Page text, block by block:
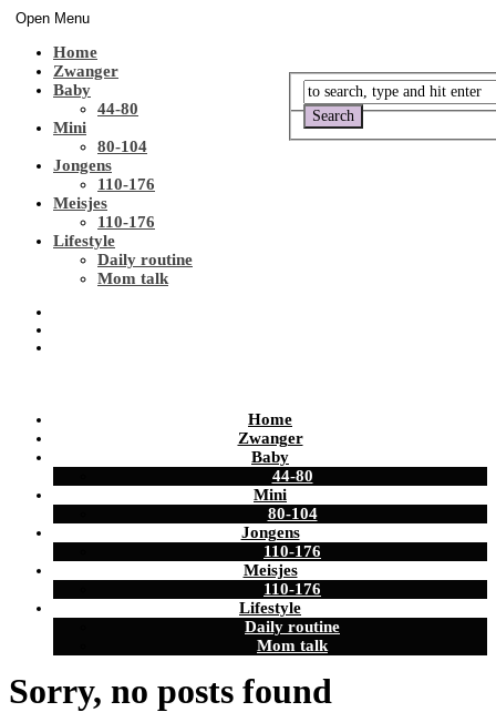
Open Menu
Home
Zwanger
Baby
44-80
Mini
80-104
Jongens
110-176
Meisjes
110-176
Lifestyle
Daily routine
Mom talk
Home
Zwanger
Baby
44-80
Mini
80-104
Jongens
110-176
Meisjes
110-176
Lifestyle
Daily routine
Mom talk
Sorry, no posts found